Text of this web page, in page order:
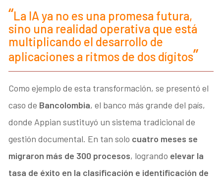
La IA ya no es una promesa futura,
sino una realidad operativa que está
multiplicando el desarrollo de
aplicaciones a ritmos de dos dígitos
Como ejemplo de esta transformación, se presentó el
caso de Bancolombia, el banco más grande del país,
donde Appian sustituyó un sistema tradicional de
gestión documental. En tan solo cuatro meses se
migraron más de 300 procesos, logrando elevar la
tasa de éxito en la clasificación e identificación de